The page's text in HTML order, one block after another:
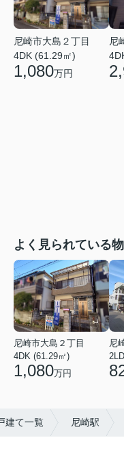
尼崎市大島２丁目
4DK (61.29㎡)
1,080万円
尼
よく見られている
尼崎市大島２丁目
4DK (61.29㎡)
1,080万円
尼
建て一覧 尼崎駅